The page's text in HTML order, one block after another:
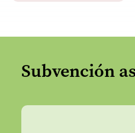
Subvención